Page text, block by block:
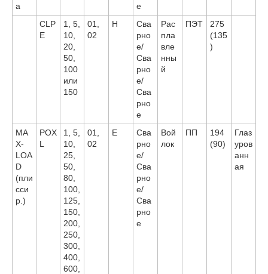
а
е
CLP
E
1, 5,
10,
20,
50,
100
или
150
01,
02
H
Сва
рно
е/
Сва
рно
е/
Сва
рно
е
Рас
пла
вле
нны
й
ПЭТ
275
(135
)
MA
X-
LOA
D
(пли
сси
р.)
POX
L
1, 5,
10,
25,
50,
80,
100,
125,
150,
200,
250,
300,
400,
600,
01,
02
E
Сва
рно
е/
Сва
рно
е/
Сва
рно
е
Вой
лок
ПП
194
(90)
Глаз
уров
анн
ая